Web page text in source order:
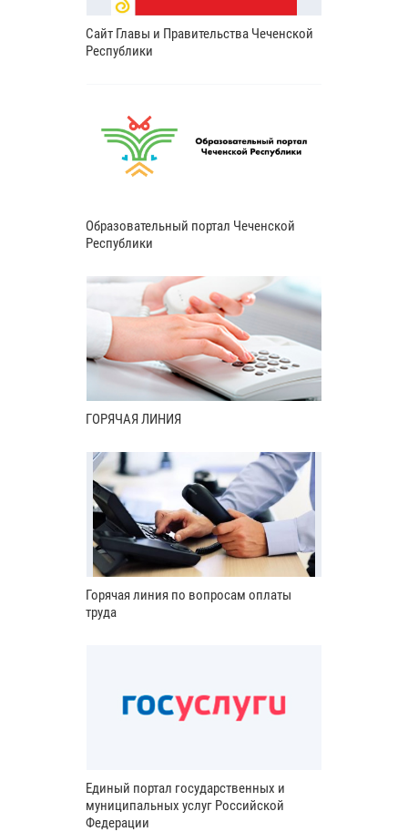
Сайт Главы и Правительства Чеченской
Республики
Образовательный портал Чеченской
Республики
ГОРЯЧАЯ ЛИНИЯ
Горячая линия по вопросам оплаты
труда
Единый портал государственных и
муниципальных услуг Российской
Федерации